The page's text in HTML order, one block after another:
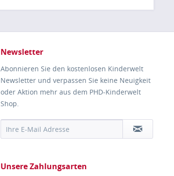
Newsletter
Abonnieren Sie den kostenlosen Kinderwelt
Newsletter und verpassen Sie keine Neuigkeit
oder Aktion mehr aus dem PHD-Kinderwelt
Shop.
Unsere Zahlungsarten